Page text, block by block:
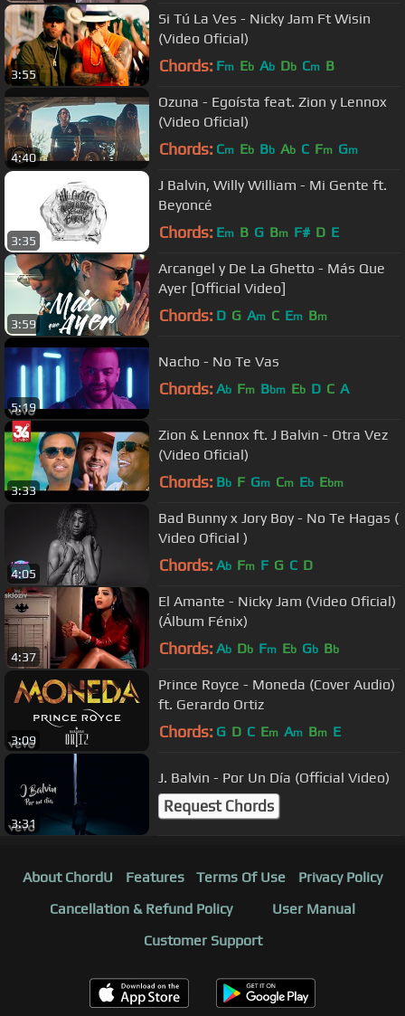
3:55
Si Tú La Ves - Nicky Jam Ft Wisin
(Video Oficial)
Chords: Fm Eb Ab Db Cm B
4:40
Ozuna - Egoísta feat. Zion y Lennox
(Video Oficial)
Chords: Cm Eb Bb Ab C Fm Gm
3:35
J Balvin, Willy William - Mi Gente ft.
Beyoncé
Chords: Em B G Bm F# D E
3:59
Arcangel y De La Ghetto - Más Que
Ayer [Official Video]
Chords: D G Am C Em Bm
5:19
Nacho - No Te Vas
Chords: Ab Fm Bbm Eb D C A
3:33
Zion & Lennox ft. J Balvin - Otra Vez
(Video Oficial)
Chords: Bb F Gm Cm Eb Ebm
4:05
Bad Bunny x Jory Boy - No Te Hagas (
Video Oficial )
Chords: Ab Fm F G C D
4:37
El Amante - Nicky Jam (Video Oficial)
(Álbum Fénix)
Chords: Ab Db Fm Eb Gb Bb
3:09
Prince Royce - Moneda (Cover Audio)
ft. Gerardo Ortiz
Chords: G D C Em Am Bm E
3:31
J. Balvin - Por Un Día (Official Video)
Request Chords
About ChordU Features Terms Of Use
Privacy Policy
Cancellation & Refund Policy
User Manual
Customer Support